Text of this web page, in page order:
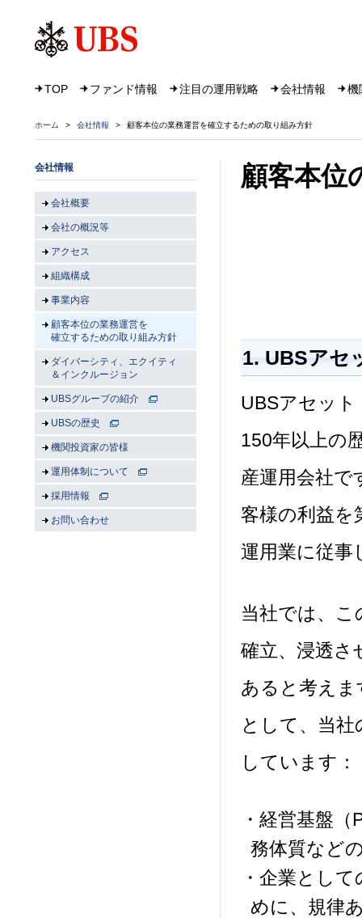
TOP ファンド情報 注目の運用戦略 会社情報 機
ホーム > 会社情報 > 顧客本位の業務運営を確立するための取り組み方針
顧客本位
1. UBSアセ
UBSアセッ
150年以上の
産運用会社
客様の利益を
運用業に従事
当社では、
確立、浸透さ
あると考えま
として、当
しています：
・経営基盤
務体質など
・企業とし
めに、規律
会社情報
会社概要
会社の概況等
アクセス
組織構成
事業内容
顧客本位の業務運営を
確立するための取り組み方針
ダイバーシティ、エクイティ
＆インクルージョン
UBSグループの紹介
UBSの歴史
機関投資家の皆様
運用体制について
採用情報
お問い合わせ